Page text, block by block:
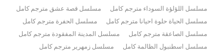
مسلسل اللؤلؤة السوداء مترجم كامل
مسلسل قصة عشق مترجم كامل
مسلسل الحياة حلوة احيانا مترجم كامل
مسلسل الحفرة مترجم كامل
مسلسل الصاعقة مترجم كامل
مسلسل المدينة المفقودة مترجم كامل
مسلسل اسطنبول الظالمة كامل
مسلسل زمهرير مترجم كامل